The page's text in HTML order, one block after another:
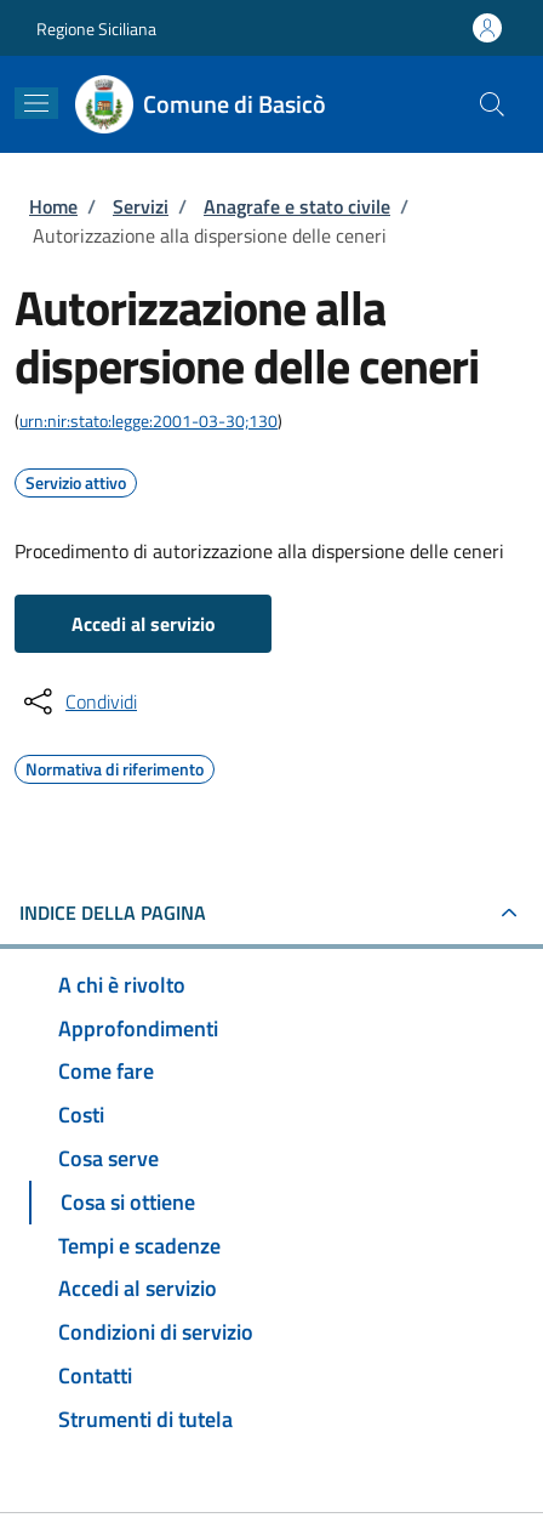
Regione Siciliana
Comune di Basicò
Briciole di pane
Home / Servizi / Anagrafe e stato civile /
Autorizzazione alla dispersione delle ceneri
Autorizzazione alla
dispersione delle ceneri
(urn:nir:stato:legge:2001-03-30;130)
Servizio attivo
Procedimento di autorizzazione alla dispersione delle ceneri
Accedi al servizio
Condividi
Normativa di riferimento
INDICE DELLA PAGINA
A chi è rivolto
Approfondimenti
Come fare
Costi
Cosa serve
Cosa si ottiene
Tempi e scadenze
Accedi al servizio
Condizioni di servizio
Contatti
Strumenti di tutela